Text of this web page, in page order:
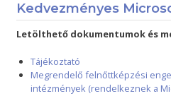
Kedvezményes
Letölthető dokumentumok és
Tájékoztató
Megrendelő felnőttképzési
intézmények (rendelkeznek a